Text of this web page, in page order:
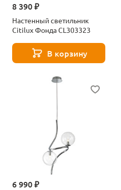
8 390 ₽
Настенный светильник
Citilux Фонда CL303323
В корзину
6 990 ₽